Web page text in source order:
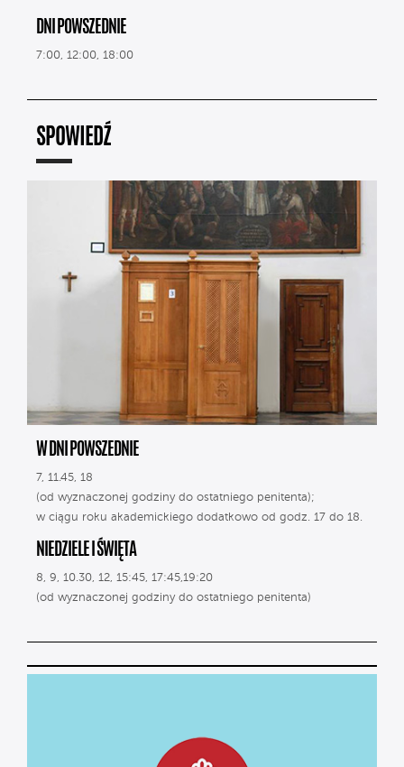
DNI POWSZEDNIE
7:00, 12:00, 18:00
SPOWIEDŹ
W DNI POWSZEDNIE
7, 11.45, 18
(od wyznaczonej godziny do ostatniego penitenta);
w ciągu roku akademickiego dodatkowo od godz. 17 do 18.
NIEDZIELE I ŚWIĘTA
8, 9, 10.30, 12, 15:45, 17:45,19:20
(od wyznaczonej godziny do ostatniego penitenta)